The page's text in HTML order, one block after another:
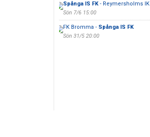
Spånga IS FK- Reymersholms IK
Sön 7/6 15:00
FK Bromma - Spånga IS FK
Sön 31/5 20:00